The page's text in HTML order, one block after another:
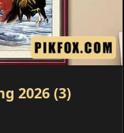
2026 (3)